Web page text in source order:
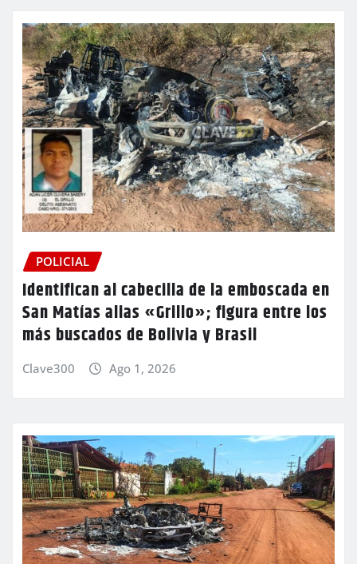
POLICIAL
Identifican al cabecilla de la emboscada en
San Matías alias «Grillo»; figura entre los
más buscados de Bolivia y Brasil
Clave300 Ago 1, 2026